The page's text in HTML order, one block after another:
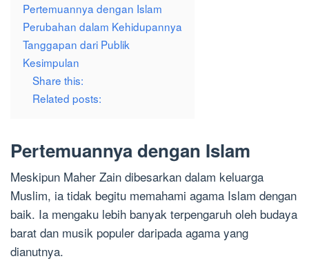
Pertemuannya dengan Islam
Perubahan dalam Kehidupannya
Tanggapan dari Publik
Kesimpulan
Share this:
Related posts:
Pertemuannya dengan Islam
Meskipun Maher Zain dibesarkan dalam keluarga
Muslim, ia tidak begitu memahami agama Islam dengan
baik. Ia mengaku lebih banyak terpengaruh oleh budaya
barat dan musik populer daripada agama yang
dianutnya.